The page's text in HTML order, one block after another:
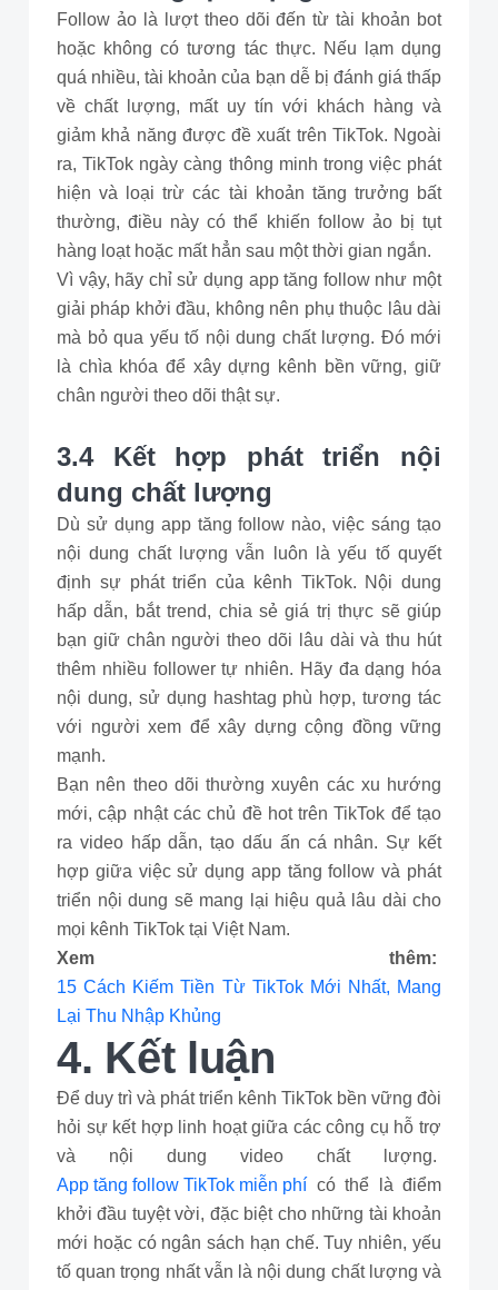
Follow ảo là lượt theo dõi đến từ tài khoản bot
hoặc không có tương tác thực. Nếu lạm dụng
quá nhiều, tài khoản của bạn dễ bị đánh giá thấp
về chất lượng, mất uy tín với khách hàng và
giảm khả năng được đề xuất trên TikTok. Ngoài
ra, TikTok ngày càng thông minh trong việc phát
hiện và loại trừ các tài khoản tăng trưởng bất
thường, điều này có thể khiến follow ảo bị tụt
hàng loạt hoặc mất hẳn sau một thời gian ngắn.
Vì vậy, hãy chỉ sử dụng app tăng follow như một
giải pháp khởi đầu, không nên phụ thuộc lâu dài
mà bỏ qua yếu tố nội dung chất lượng. Đó mới
là chìa khóa để xây dựng kênh bền vững, giữ
chân người theo dõi thật sự.
3.4 Kết hợp phát triển nội
dung chất lượng
Dù sử dụng app tăng follow nào, việc sáng tạo
nội dung chất lượng vẫn luôn là yếu tố quyết
định sự phát triển của kênh TikTok. Nội dung
hấp dẫn, bắt trend, chia sẻ giá trị thực sẽ giúp
bạn giữ chân người theo dõi lâu dài và thu hút
thêm nhiều follower tự nhiên. Hãy đa dạng hóa
nội dung, sử dụng hashtag phù hợp, tương tác
với người xem để xây dựng cộng đồng vững
mạnh.
Bạn nên theo dõi thường xuyên các xu hướng
mới, cập nhật các chủ đề hot trên TikTok để tạo
ra video hấp dẫn, tạo dấu ấn cá nhân. Sự kết
hợp giữa việc sử dụng app tăng follow và phát
triển nội dung sẽ mang lại hiệu quả lâu dài cho
mọi kênh TikTok tại Việt Nam.
Xem thêm:
15 Cách Kiếm Tiền Từ TikTok Mới Nhất, Mang
Lại Thu Nhập Khủng
4. Kết luận
Để duy trì và phát triển kênh TikTok bền vững đòi
hỏi sự kết hợp linh hoạt giữa các công cụ hỗ trợ
và nội dung video chất lượng.
App tăng follow TikTok miễn phí có thể là điểm
khởi đầu tuyệt vời, đặc biệt cho những tài khoản
mới hoặc có ngân sách hạn chế. Tuy nhiên, yếu
tố quan trọng nhất vẫn là nội dung chất lượng và